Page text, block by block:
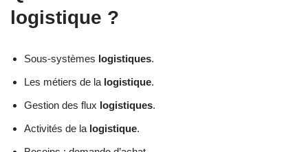
logistique ?
Sous-systèmes logistiques.
Les métiers de la logistique.
Gestion des flux logistiques.
Activités de la logistique.